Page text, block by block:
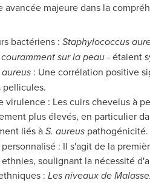
avancée majeure dans la
bactériens : Staphylococcus
sur la peau -étaient
aureus: Une corrélation positive
pellicules.
virulence : Les cuirs chevelus à
plus élevés, en particulier
liés àS. aureuspathogénicité.
: Il s'agit de la
soulignant la nécessité
: Les niveaux de